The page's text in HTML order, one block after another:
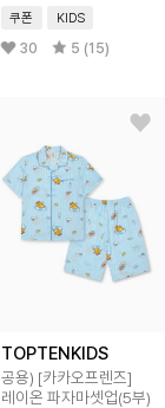
쿠폰 KIDS
30 5 (15)
TOPTENKIDS
공용) [카카오프렌즈]
레이온 파자마셋업(5부)